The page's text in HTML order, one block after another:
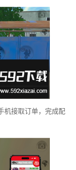
机接取订单，完成配